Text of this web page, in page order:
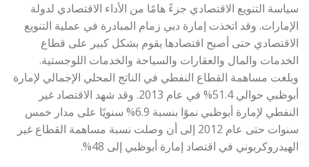
سياسة التنويع الاقتصادي جزءً هامًا من الأداء الاقتصادي لدولة
الإمارات. وقد اتخذت إمارة دبي زمام المبادرة في عملية التنويع
الاقتصادي حتى أصبح اقتصادها يقوم بشكل كبير على قطاع
الخدمات والمال والعقارات والسياحة والخدمات اللوجستية.
وبلغت مساهمة القطاع النفطي في الناتج المحلي الإجمالي لإمارة
أبوظبي حوالي 51.4% في عام 2013. وقد شهد الاقتصاد غير
النفطي لإمارة أبوظبي نموًا بنسبة 6.9% سنويًا على مدار خمس
سنوات حتى عام 2012 إلى أن وصلت نسبة مساهمة القطاع غير
الهيدروكربوني في اقتصاد إمارة أبوظبي إلى 48%.